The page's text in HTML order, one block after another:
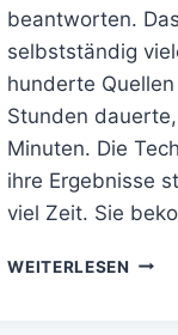
beantworten.
selbstständig
hunderte
Stunden
Minuten. Die
ihre Ergebnisse
viel Zeit. Sie
WEITERLESEN